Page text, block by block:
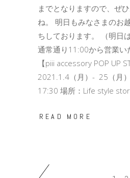
までとなりますので、ぜ
ね。 明日もみなさまのお
ちしております。 （明日
通常通り11:00から営業
【piii accessory POP UP
2021.1.4（月）- 25（月
17:30 場所：Life style
READ MORE